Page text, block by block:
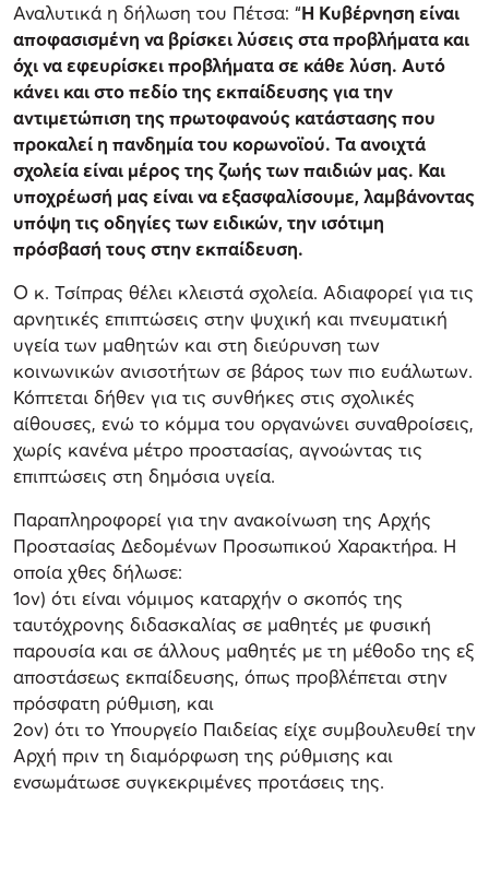
Αναλυτικά η δήλωση του Πέτσα: “Η Κυβέρνηση είναι
αποφασισμένη να βρίσκει λύσεις στα προβλήματα και
όχι να εφευρίσκει προβλήματα σε κάθε λύση. Αυτό
κάνει και στο πεδίο της εκπαίδευσης για την
αντιμετώπιση της πρωτοφανούς κατάστασης που
προκαλεί η πανδημία του κορωνοϊού. Τα ανοιχτά
σχολεία είναι μέρος της ζωής των παιδιών μας. Και
υποχρέωσή μας είναι να εξασφαλίσουμε, λαμβάνοντας
υπόψη τις οδηγίες των ειδικών, την ισότιμη
πρόσβασή τους στην εκπαίδευση.
Ο κ. Τσίπρας θέλει κλειστά σχολεία. Αδιαφορεί για τις
αρνητικές επιπτώσεις στην ψυχική και πνευματική
υγεία των μαθητών και στη διεύρυνση των
κοινωνικών ανισοτήτων σε βάρος των πιο ευάλωτων.
Κόπτεται δήθεν για τις συνθήκες στις σχολικές
αίθουσες, ενώ το κόμμα του οργανώνει συναθροίσεις,
χωρίς κανένα μέτρο προστασίας, αγνοώντας τις
επιπτώσεις στη δημόσια υγεία.
Παραπληροφορεί για την ανακοίνωση της Αρχής
Προστασίας Δεδομένων Προσωπικού Χαρακτήρα. Η
οποία χθες δήλωσε:
1ον) ότι είναι νόμιμος καταρχήν ο σκοπός της
ταυτόχρονης διδασκαλίας σε μαθητές με φυσική
παρουσία και σε άλλους μαθητές με τη μέθοδο της εξ
αποστάσεως εκπαίδευσης, όπως προβλέπεται στην
πρόσφατη ρύθμιση, και
2ον) ότι το Υπουργείο Παιδείας είχε συμβουλευθεί την
Αρχή πριν τη διαμόρφωση της ρύθμισης και
ενσωμάτωσε συγκεκριμένες προτάσεις της.